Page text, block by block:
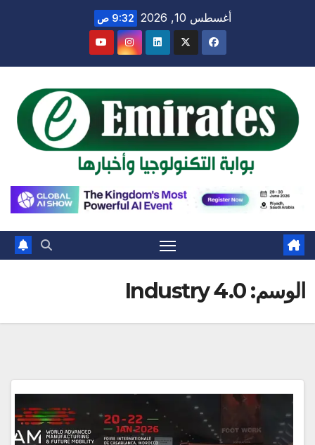
أغسطس 10, 2026 9:32 ص
الوسم:Industry 4.0